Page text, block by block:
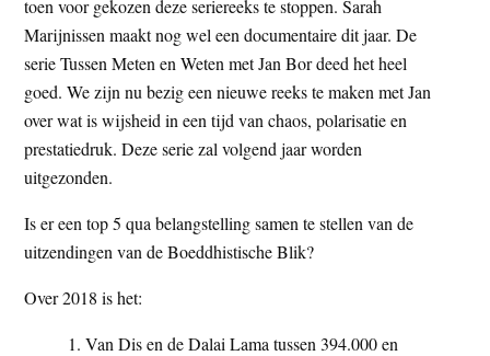
toen voor gekozen deze seriereeks te stoppen. Sarah
Marijnissen maakt nog wel een documentaire dit jaar. De
serie Tussen Meten en Weten met Jan Bor deed het heel
goed. We zijn nu bezig een nieuwe reeks te maken met Jan
over wat is wijsheid in een tijd van chaos, polarisatie en
prestatiedruk. Deze serie zal volgend jaar worden
uitgezonden.
Is er een top 5 qua belangstelling samen te stellen van de
uitzendingen van de Boeddhistische Blik?
Over 2018 is het:
Van Dis en de Dalai Lama tussen 394.000 en